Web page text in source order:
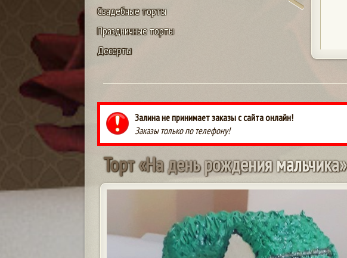
Свадебные торты
Праздничные торты
Десерты
Залина не принимает заказы с сайта онлайн!
Заказы только по телефону!
Торт«Наденьрождениямальчика»